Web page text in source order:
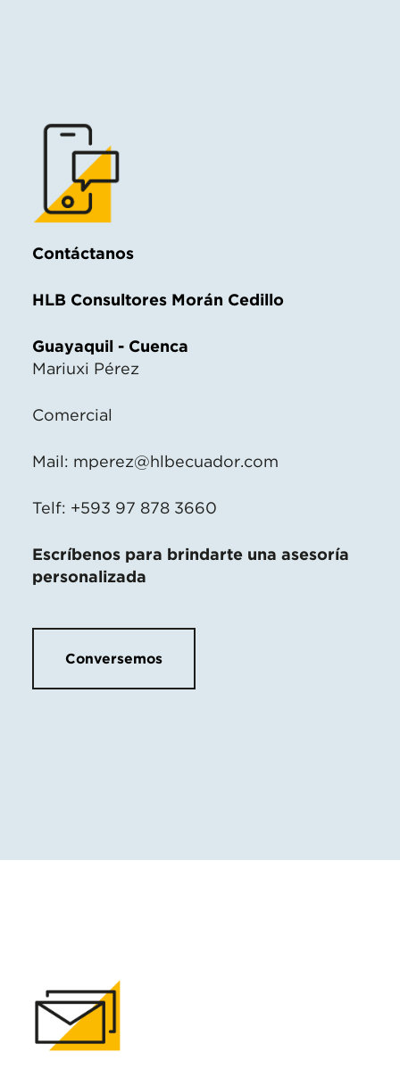
Contáctanos
HLB Consultores Morán Cedillo
Guayaquil - Cuenca
Mariuxi Pérez
Comercial
Mail: mperez@hlbecuador.com
Telf: +593 97 878 3660
Escríbenos para brindarte una asesoría
personalizada
Conversemos